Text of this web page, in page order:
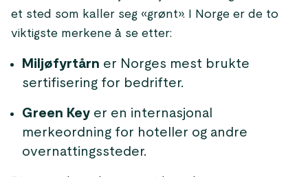
et sted som kaller seg «grønt». I Norge er de to
viktigste merkene å se etter:
Miljøfyrtårn er Norges mest brukte
sertifisering for bedrifter.
Green Key er en internasjonal
merkeordning for hoteller og andre
overnattingssteder.